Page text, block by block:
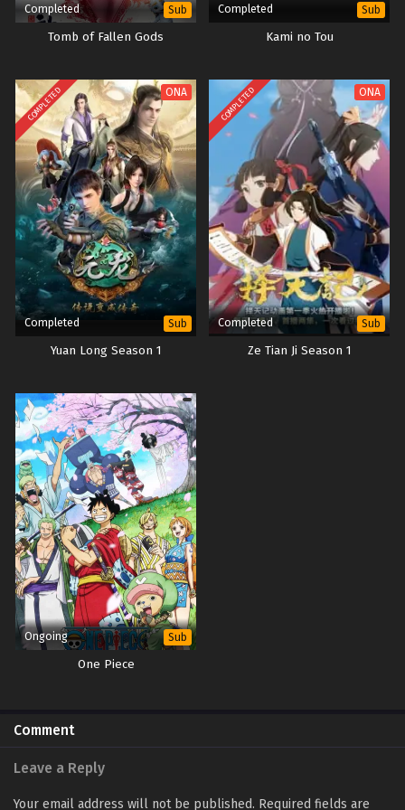
Completed Sub
Tomb of Fallen Gods
Completed Sub
Kami no Tou
COMPLETED ONA
Completed Sub
Yuan Long Season 1
COMPLETED ONA
Completed Sub
Ze Tian Ji Season 1
Ongoing Sub
One Piece
Comment
Leave a Reply
Your email address will not be published. Required fields are